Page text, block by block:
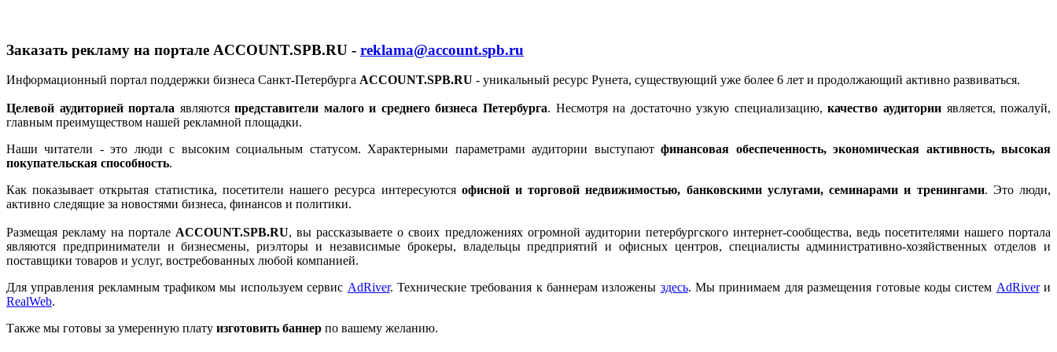
Заказать рекламу на портале ACCOUNT.SPB.RU - reklama@account.spb.ru
Информационный портал поддержки бизнеса Санкт-Петербурга ACCOUNT.SPB.RU - уникальный ресурс Рунета, существующий уже более 6 лет и продолжающий активно развиваться.
Целевой аудиторией портала являютсяпредставители малого и среднего бизнеса Петербурга. Несмотря на достаточно узкую специализацию,качество аудитории является, пожалуй,
главным преимуществом нашей рекламной площадки.
Наши читатели - это люди с высоким социальным статусом. Характерными параметрами аудитории выступаютфинансовая обеспеченность, экономическая активность, высокая
покупательская способность.
Как показывает открытая статистика, посетители нашего ресурса интересуются офисной и торговой недвижимостью, банковскими услугами, семинарами и тренингами. Это люди,
активно следящие за новостями бизнеса, финансов и политики.
Размещая рекламу на порталеACCOUNT.SPB.RU, вы рассказываете о своих предложениях огромной аудитории петербургского интернет-сообщества, ведь посетителями нашего портала
являются предприниматели и бизнесмены, риэлторы и независимые брокеры, владельцы предприятий и офисных центров, специалисты административно-хозяйственных отделов и
поставщики товаров и услуг, востребованных любой компанией.
Для управления рекламным трафиком мы используем сервис AdRiver. Технические требования к баннерам изложены здесь. Мы принимаем для размещения готовые коды систем AdRiverи
RealWeb.
Также мы готовы за умеренную плату изготовить баннер по вашему желанию.